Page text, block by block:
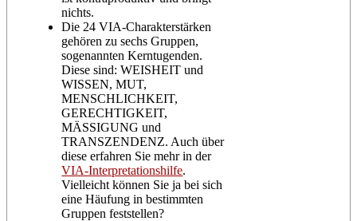
nichts.
Die 24 VIA-Charakterstärken
gehören zu sechs Gruppen,
sogenannten Kerntugenden.
Diese sind: WEISHEIT und
WISSEN, MUT,
MENSCHLICHKEIT,
GERECHTIGKEIT,
MÄSSIGUNG und
TRANSZENDENZ. Auch über
diese erfahren Sie mehr in der
VIA-Interpretationshilfe.
Vielleicht können Sie ja bei sich
eine Häufung in bestimmten
Gruppen feststellen?